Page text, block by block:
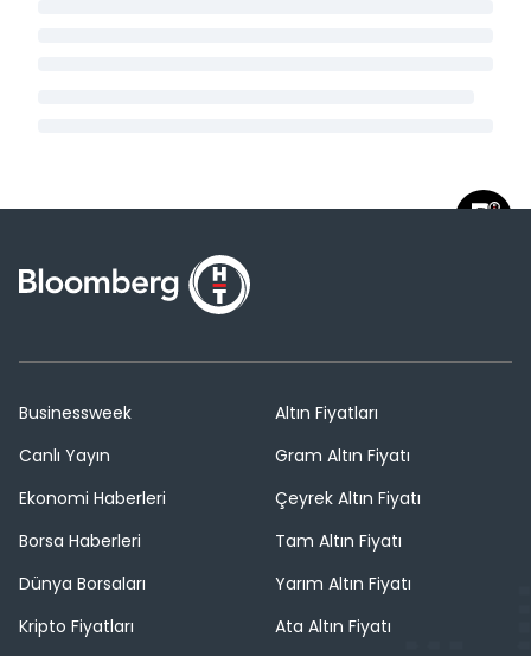
Businessweek
Canlı Yayın
Ekonomi Haberleri
Borsa Haberleri
Dünya Borsaları
Kripto Fiyatları
Altın Fiyatları
Gram Altın Fiyatı
Çeyrek Altın Fiyatı
Tam Altın Fiyatı
Yarım Altın Fiyatı
Ata Altın Fiyatı